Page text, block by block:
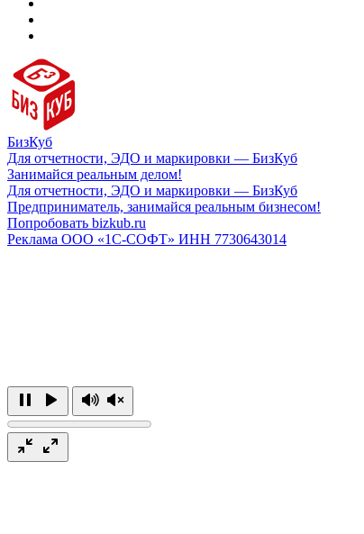
БизКуб
Для отчетности, ЭДО и маркировки — БизКуб
Занимайся реальным делом!
Для отчетности, ЭДО и маркировки — БизКуб
Предприниматель, занимайся реальным бизнесом!
Попробовать bizkub.ru
Реклама ООО «1С-СОФТ» ИНН 7730643014